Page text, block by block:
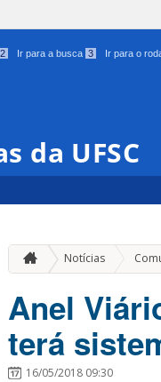
2 Ir para a busca 3 Ir para o
da UFSC
Notícias
Anel
terá
16/05/2018 09:30